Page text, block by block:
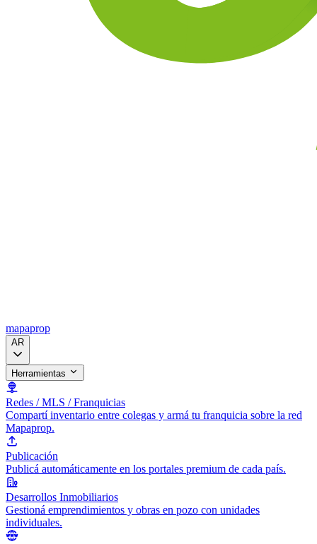
mapaprop
AR
Herramientas
Redes / MLS / Franquicias
Compartí inventario entre colegas y armá tu franquicia sobre la red
Mapaprop.
Publicación
Publicá automáticamente en los portales premium de cada país.
Desarrollos Inmobiliarios
Gestioná emprendimientos y obras en pozo con unidades
individuales.